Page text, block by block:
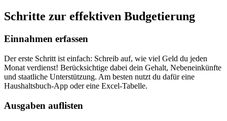
Schritte zur effektiven Budgetierung
Einnahmen erfassen
Der erste Schritt ist einfach: Schreib auf, wie viel Geld du jeden
Monat verdienst! Berücksichtige dabei dein Gehalt, Nebeneinkünfte
und staatliche Unterstützung. Am besten nutzt du dafür eine
Haushaltsbuch-App oder eine Excel-Tabelle.
Ausgaben auflisten